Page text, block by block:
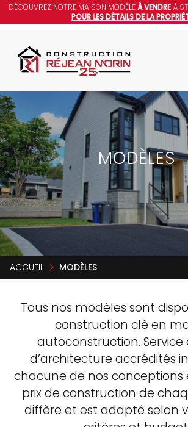
DÉCOUVREZ NOTRE MAISON MODÈLEÀ VENDREÀ
POUR LES DÉTAILS DE LA
MODÈLES
ACCUEIL MODÈLES
Tous nos modèles sont
construction clé en
autoconstruction. Service
d’architecture accrédités
chacune de nos conceptions
prix de construction de
diffère et est adapté selon